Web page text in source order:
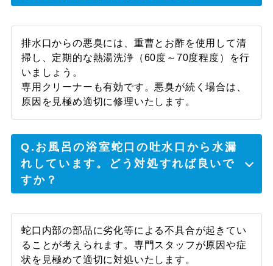
代 男性
近々引っ越す予定があるのでお金をかけずに
直したいと思っていて、その希望通りに予算
内でできる作業をしてもらえて助かりまし
た。引っ越し先でもお願いしたいと思ってい
これからしばらく使えないと思ってましたが
来てもらって直ったので本当に助かりまし
た。汚れていたところもキレイになって、気
排水口からの悪臭には、重曹とお酢を使用して清
掃し、定期的な熱湯洗浄（60度～70度程度）を行
いましょう。
専用クリーナーも有効です。悪臭が続く場合は、
原因を見極め適切に修理いたします。
Q.お風呂の浴室蛇口の吐水口から水漏
れしています。どう対処すれば良いで
すか？
蛇口内部の部品に劣化等による不具合が起きてい
ることが考えられます。専門スタッフが原因や症
状を見極めて適切に対処いたします。